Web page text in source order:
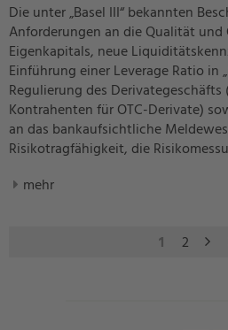
Die unter „Basel III“ bekannten
Anforderungen an die Qualität
Eigenkapitals, neue
Einführung einer Leverage Ratio in
Regulierung des
Kontrahenten für OTC-Derivate)
an das bankaufsichtliche
Risikotragfähigkeit, die
mehr
1 2